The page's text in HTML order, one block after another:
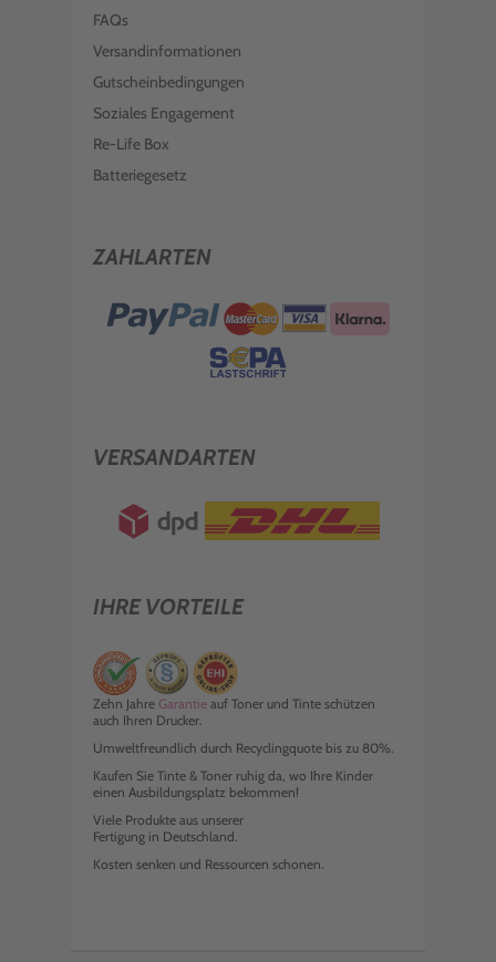
FAQs
Versandinformationen
Gutscheinbedingungen
Soziales Engagement
Re-Life Box
Batteriegesetz
ZAHLARTEN
VERSANDARTEN
IHRE VORTEILE
Zehn Jahre Garantie auf Toner und Tinte schützen
auch Ihren Drucker.
Umweltfreundlich durch Recyclingquote bis zu 80%.
Kaufen Sie Tinte & Toner ruhig da, wo Ihre Kinder
einen Ausbildungsplatz bekommen!
Viele Produkte aus unserer
Fertigung in Deutschland.
Kosten senken und Ressourcen schonen.